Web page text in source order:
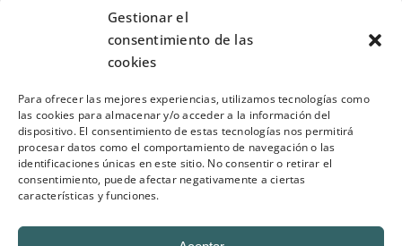
Gestionar el
consentimiento de las
cookies
Para ofrecer las mejores experiencias, utilizamos tecnologías como
las cookies para almacenar y/o acceder a la información del
dispositivo. El consentimiento de estas tecnologías nos permitirá
procesar datos como el comportamiento de navegación o las
identificaciones únicas en este sitio. No consentir o retirar el
consentimiento, puede afectar negativamente a ciertas
características y funciones.
inversiones inmobiliarias de alta calidad y riesgo
moderado. Nuestros clientes son tanto
inversores y propietarios como grandes
operadores.